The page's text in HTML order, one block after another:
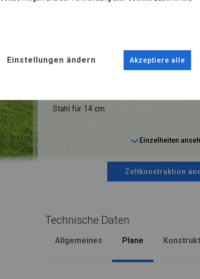
ROHRE
Stahl
Stahl für 14 cm
Einzelheiten
Zeltkonstruktion
Technische Daten
Allgemeines Plane
Einstellungen ändern Akzeptiere alle